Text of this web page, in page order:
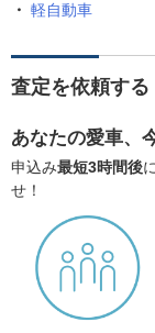
軽自動車
査定を依頼する
あなたの愛車、
申込み最短3時間後に
せ！